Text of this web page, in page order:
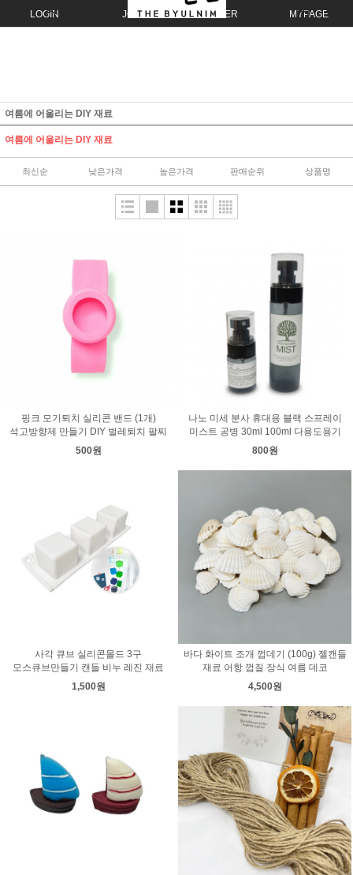
LOGIN JOIN ORDER MYPAGE
여름에 어울리는 DIY 재료
여름에 어울리는 DIY 재료
최신순 낮은가격 높은가격 판매순위 상품명
핑크 모기퇴치 실리콘 밴드 (1개)
석고방향제 만들기 DIY 벌레퇴치 팔찌
500원
나노 미세 분사 휴대용 블랙 스프레이
미스트 공병 30ml 100ml 다용도용기
800원
사각 큐브 실리콘몰드 3구
모스큐브만들기 캔들 비누 레진 재료
1,500원
바다 화이트 조개 껍데기 (100g) 젤캔들
재료 어항 껍질 장식 여름 데코
4,500원